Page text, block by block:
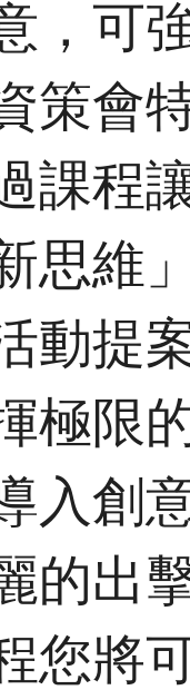
，可
策會
課程
思維
動提
極限
入創
的出
您將